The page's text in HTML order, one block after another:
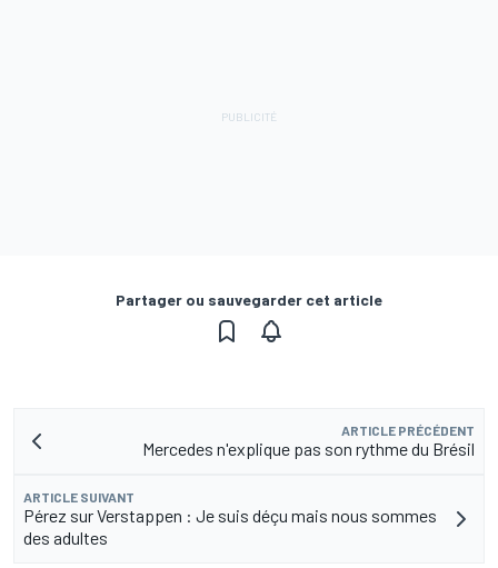
Partager ou sauvegarder cet article
ARTICLE PRÉCÉDENT
Mercedes n'explique pas son rythme du Brésil
ARTICLE SUIVANT
Pérez sur Verstappen : Je suis déçu mais nous sommes
des adultes